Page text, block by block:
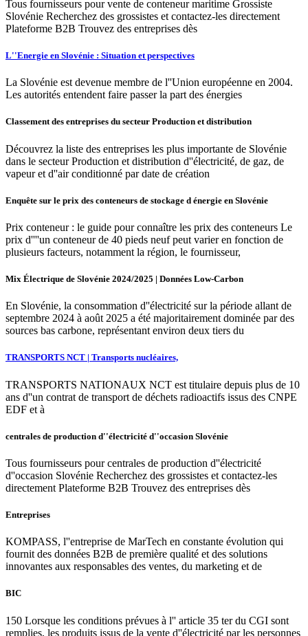
Tous fournisseurs pour vente de conteneur maritime Grossiste
Slovénie Recherchez des grossistes et contactez-les directement
Plateforme B2B Trouvez des entreprises dès
L''Energie en Slovénie : Situation et perspectives
La Slovénie est devenue membre de l''Union européenne en 2004.
Les autorités entendent faire passer la part des énergies
Classement des entreprises du secteur Production et distribution
Découvrez la liste des entreprises les plus importante de Slovénie
dans le secteur Production et distribution d''électricité, de gaz, de
vapeur et d''air conditionné par date de création
Enquête sur le prix des conteneurs de stockage d énergie en Slovénie
Prix conteneur : le guide pour connaître les prix des conteneurs Le
prix d''''un conteneur de 40 pieds neuf peut varier en fonction de
plusieurs facteurs, notamment la région, le fournisseur,
Mix Électrique de Slovénie 2024/2025 | Données Low-Carbon
En Slovénie, la consommation d''électricité sur la période allant de
septembre 2024 à août 2025 a été majoritairement dominée par des
sources bas carbone, représentant environ deux tiers du
TRANSPORTS NCT | Transports nucléaires,
TRANSPORTS NATIONAUX NCT est titulaire depuis plus de 10
ans d''un contrat de transport de déchets radioactifs issus des CNPE
EDF et à
centrales de production d''électricité d''occasion Slovénie
Tous fournisseurs pour centrales de production d''électricité
d''occasion Slovénie Recherchez des grossistes et contactez-les
directement Plateforme B2B Trouvez des entreprises dès
Entreprises
KOMPASS, l''entreprise de MarTech en constante évolution qui
fournit des données B2B de première qualité et des solutions
innovantes aux responsables des ventes, du marketing et de
BIC
150 Lorsque les conditions prévues à l'' article 35 ter du CGI sont
remplies, les produits issus de la vente d''électricité par les personnes